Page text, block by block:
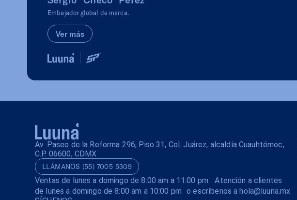
Embajador global de marca.
Ver más
Av. Paseo de la Reforma 296, Piso 31, Col. Juárez, alcaldía Cuauhtémoc,
C.P. 06600, CDMX
LLÁMANOS (55) 7005 5309
Ventas de lunes a domingo de 8:00 am a 11:00 pm. Atención a clientes
de lunes a domingo de 8:00 am a 10:00 pm o escríbenos a hola@luuna.mx